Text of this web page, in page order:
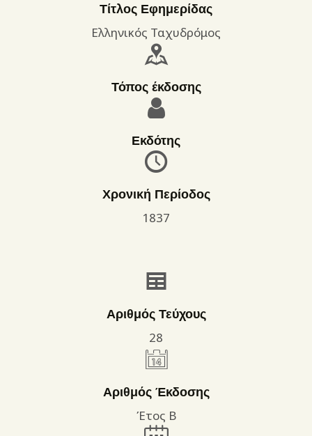
ΔΡΑΣΤΗΡΙΟΤΗΤΕΣ
ΕΠΙΚΟΙΝΩΝΊΑ
ΌΡΟΙ ΧΡΉΣΗΣ
Τίτλος Εφημερίδας
Ελληνικός Ταχυδρόμος
Τόπος έκδοσης
Εκδότης
Χρονική Περίοδος
1837
Αριθμός Τεύχους
28
Αριθμός Έκδοσης
Έτος Β